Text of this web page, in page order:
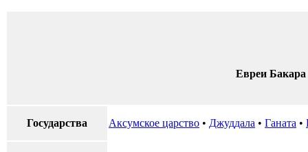
Евреи
Государства Аксумское царство • ‎Джуддала • Ганата •